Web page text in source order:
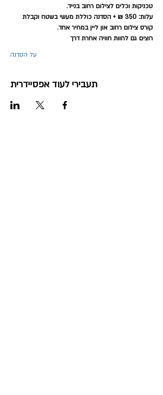
טכניקות וכלים לצילום רחוב בנייד.
עלות: 350 ₪ + הסדנה כוללת מעשי בשטח וקבלת
קורס צילום רחוב און ליין במחיר אחד.
רוצים גם לחוות חוויה אחרת דרך
על הסדנה
תעבירי לעוד אפסיידרית